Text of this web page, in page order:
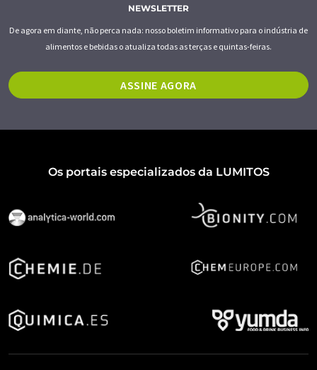
NEWSLETTER
De agora em diante, não perca nada: nosso boletim informativo para o indústria de
alimentos e bebidas o atualiza todas as terças e quintas-feiras.
ASSINE AGORA
Os portais especializados da LUMITOS